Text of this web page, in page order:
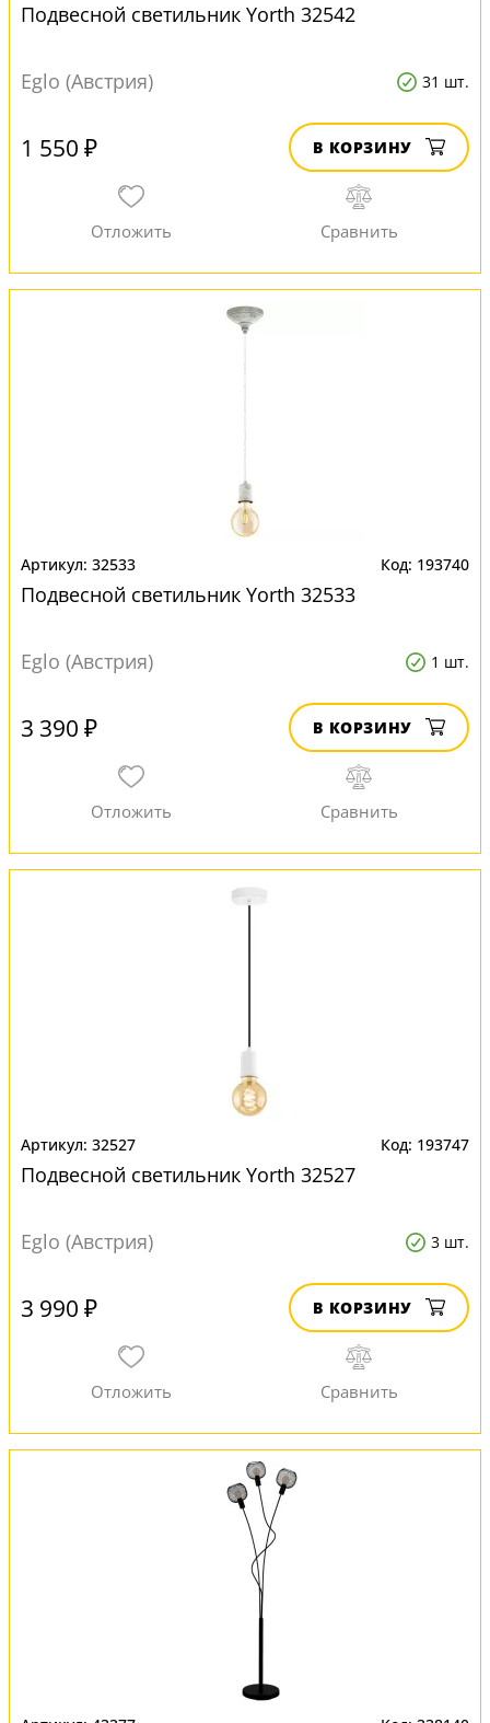
Подвесной светильник Yorth 32542
Eglo (Австрия) 31 шт.
1 550 ₽ В КОРЗИНУ
32533 193740
Подвесной светильник Yorth 32533
Eglo (Австрия) 1 шт.
3 390 ₽ В КОРЗИНУ
32527 193747
Подвесной светильник Yorth 32527
Eglo (Австрия) 3 шт.
3 990 ₽ В КОРЗИНУ